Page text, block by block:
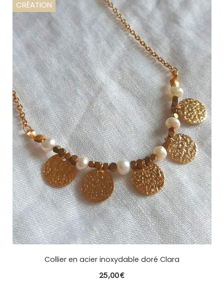
CRÉATION
Collier en acier inoxydable doré Clara
25,00€